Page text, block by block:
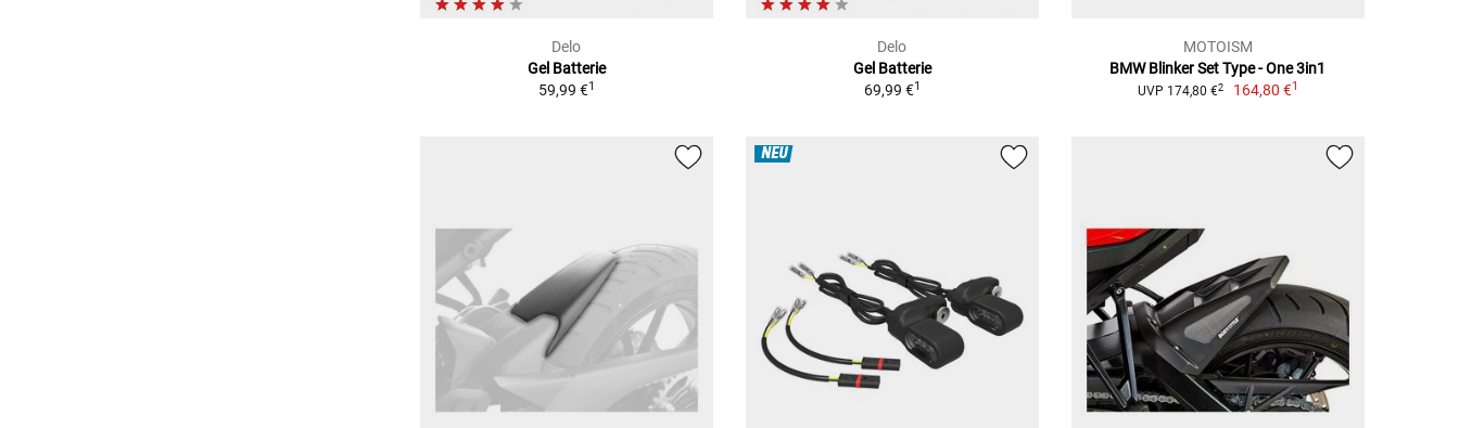
Delo
Gel Batterie
59,99 €1
Delo
Gel Batterie
69,99 €1
MOTOISM
BMW Blinker Set Type - One 3in1
UVP 174,80 €2 164,80 €1
NEU